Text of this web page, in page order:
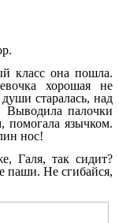
класс она пошла.
хорошая не
старалась, над
Выводила палочки
помогала язычком.
нос!
Галя, так сидит?
паши. Не сгибайся,